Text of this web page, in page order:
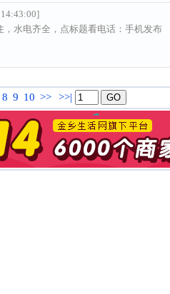
水电齐全，点标题看电话：手机发布
8 9 10 >> >>|